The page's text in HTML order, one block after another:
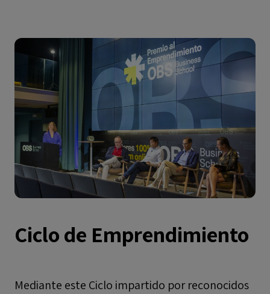
Ciclo de Emprendimiento
Mediante este Ciclo impartido por reconocidos